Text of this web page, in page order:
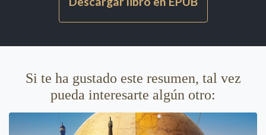
Si te ha gustado este resumen, tal vez
pueda interesarte algún otro: